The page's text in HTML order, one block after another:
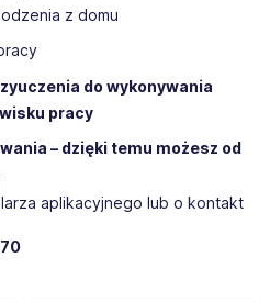
z domu
do wykonywania
pracy
– dzięki temu możesz od
aplikacyjnego lub o kontakt